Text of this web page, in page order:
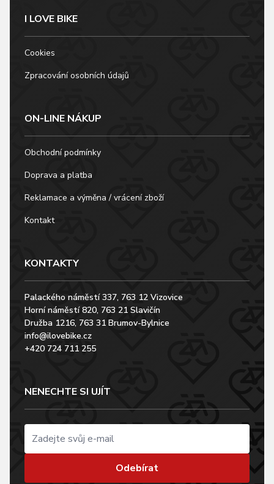
I LOVE BIKE
Cookies
Zpracování osobních údajů
ON-LINE NÁKUP
Obchodní podmínky
Doprava a platba
Reklamace a výměna / vrácení zboží
Kontakt
KONTAKTY
Palackého náměstí 337, 763 12 Vizovice
Horní náměstí 820, 763 21 Slavičín
Družba 1216, 763 31 Brumov-Bylnice
info@ilovebike.cz
+420 724 711 255
NENECHTE SI UJÍT
Odebírat